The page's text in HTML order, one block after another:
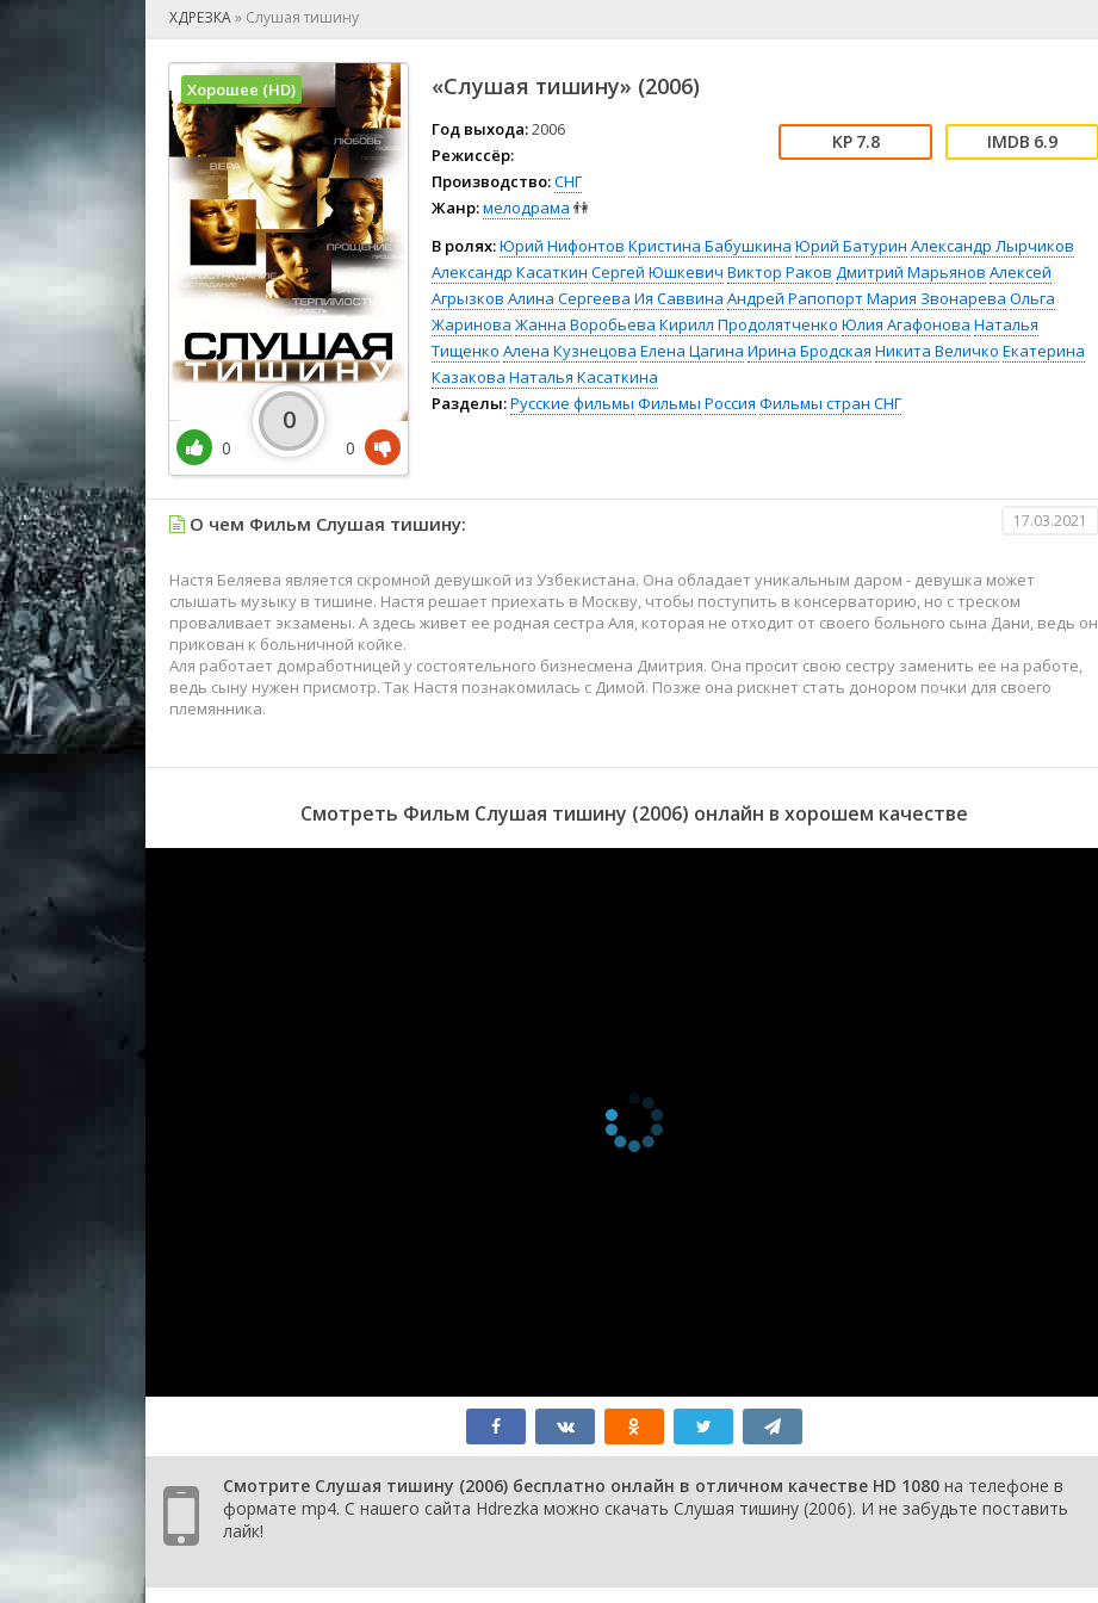
🕺 Мюзикл
👨‍💼 Новости
👨‍💻 Реальное тв
👨‍👩‍👧‍👦 Семейный
⚽ Спорт
🎤 Ток-шоу
😱 Ужасы
🧙‍♀️ Фантастика
🏅 Церемония
ХДРЕЗКА» Слушая тишину
«Слушая тишину» (2006)
Год выхода:2006
Режиссёр:
Производство:СНГ
Жанр:мелодрама 👫
7.8 6.9
В ролях:Юрий Нифонтов Кристина Бабушкина Юрий Батурин Александр Лырчиков
Александр Касаткин Сергей Юшкевич Виктор Раков Дмитрий Марьянов Алексей
Агрызков Алина Сергеева Ия Саввина Андрей РапопортМария Звонарева Ольга
Жаринова Жанна Воробьева Кирилл Продолятченко Юлия Агафонова Наталья
Тищенко Алена Кузнецова Елена Цагина Ирина Бродская Никита Величко Екатерина
Казакова Наталья Касаткина
Разделы:Русские фильмы Фильмы Россия Фильмы стран СНГ
Хорошее (HD)
0
0
0
О чем Фильм Слушая тишину: 17.03.2021
Настя Беляева является скромной девушкой из Узбекистана. Она обладает уникальным даром - девушка может
слышать музыку в тишине. Настя решает приехать в Москву, чтобы поступить в консерваторию, но с треском
проваливает экзамены. А здесь живет ее родная сестра Аля, которая не отходит от своего больного сына Дани, ведь он
прикован к больничной койке.
Аля работает домработницей у состоятельного бизнесмена Дмитрия. Она просит свою сестру заменить ее на работе,
ведь сыну нужен присмотр. Так Настя познакомилась с Димой. Позже она рискнет стать донором почки для своего
племянника.
Смотреть Фильм Слушая тишину (2006) онлайн в хорошем качестве
Смотрите Слушая тишину (2006) бесплатно онлайн в отличном качестве HD 1080 на телефоне в
формате mp4. С нашего сайта Hdrezka можно скачать Слушая тишину (2006). И не забудьте поставить
лайк!